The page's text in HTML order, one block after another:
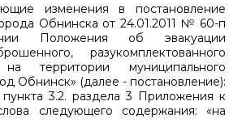
изменения в постановление
Обнинска от 24.01.2011 № 60-п
Положения об эвакуации
разукомплектованного
на территории муниципального
Обнинск» (далее - постановление):
пункта 3.2. раздела 3 Приложения к
следующего содержания: «на